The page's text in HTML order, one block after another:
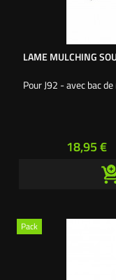
LAME MULCHING
Pour J92 - avec bac
Prix
18,95 €
Pack